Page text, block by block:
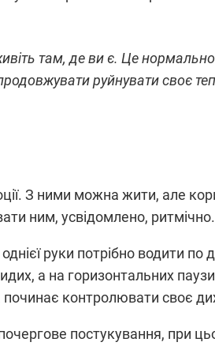
там, де ви є. Це
руйнувати своє
З ними можна жити, але
ним, усвідомлено, ритмічно.
руки потрібно водити по
а на горизонтальних
контролювати своє
постукування, при